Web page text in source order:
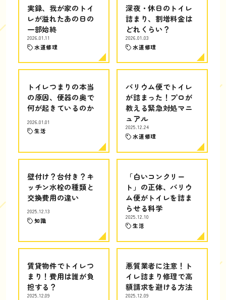
実録、我が家のトイ
レが溢れたあの日の
一部始終
2026.01.11
水道修理
深夜・休日のトイレ
詰まり、割増料金は
どれくらい？
2026.01.03
水道修理
トイレつまりの本当
の原因、便器の奥で
何が起きているのか
2026.01.01
生活
バリウム便でトイレ
が詰まった！プロが
教える緊急対処マニ
ュアル
2025.12.24
水道修理
壁付け？台付き？キ
ッチン水栓の種類と
交換費用の違い
2025.12.13
知識
「白いコンクリー
ト」の正体、バリウ
ム便がトイレを詰ま
らせる科学
2025.12.10
生活
賃貸物件でトイレつ
まり！費用は誰が負
担する？
2025.12.09
悪質業者に注意！ト
イレ詰まり修理で高
額請求を避ける方法
2025.12.09